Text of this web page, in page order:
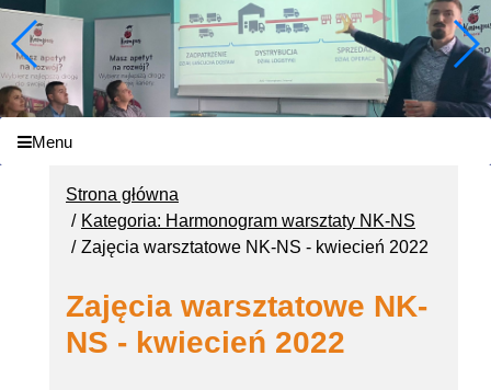
Menu
Strona główna
Kategoria: Harmonogram warsztaty NK-NS
Zajęcia warsztatowe NK-NS - kwiecień 2022
Zajęcia warsztatowe NK-
NS - kwiecień 2022